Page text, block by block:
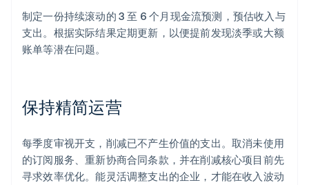
制定一份持续滚动的 3 至 6 个月现金流预测，预估收入与
支出。根据实际结果定期更新，以便提前发现淡季或大额
账单等潜在问题。
保持精简运营
每季度审视开支，削减已不产生价值的支出。取消未使用
的订阅服务、重新协商合同条款，并在削减核心项目前先
寻求效率优化。能灵活调整支出的企业，才能在收入波动